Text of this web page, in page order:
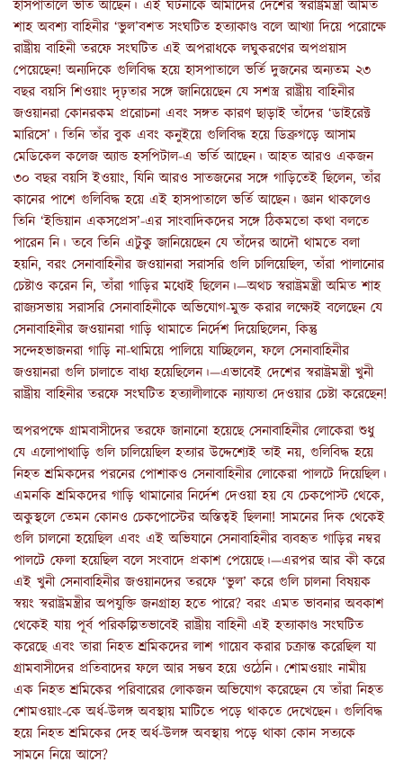
হাসপাতালে ভর্তি আছেন। এই ঘটনাকে আমাদের দেশের স্বরাষ্ট্রমন্ত্রী অমিত
শাহ অবশ্য বাহিনীর ‘ভুল’বশত সংঘটিত হত্যাকাণ্ড বলে আখ্যা দিয়ে পরোক্ষে
রাষ্ট্রীয় বাহিনী তরফে সংঘটিত এই অপরাধকে লঘুকরণের অপপ্রয়াস
পেয়েছেন! অন্যদিকে গুলিবিদ্ধ হয়ে হাসপাতালে ভর্তি দুজনের অন্যতম ২৩
বছর বয়সি শিওয়াং দৃঢ়তার সঙ্গে জানিয়েছেন যে সশস্ত্র রাষ্ট্রীয় বাহিনীর
জওয়ানরা কোনরকম প্ররোচনা এবং সঙ্গত কারণ ছাড়াই তাঁদের ‘ডাইরেক্ট
মারিসে’। তিনি তাঁর বুক এবং কনুইয়ে গুলিবিদ্ধ হয়ে ডিব্রুগড়ে আসাম
মেডিকেল কলেজ অ্যান্ড হসপিটাল-এ ভর্তি আছেন। আহত আরও একজন
৩০ বছর বয়সি ইওয়াং, যিনি আরও সাতজনের সঙ্গে গাড়িতেই ছিলেন, তাঁর
কানের পাশে গুলিবিদ্ধ হয়ে এই হাসপাতালে ভর্তি আছেন। জ্ঞান থাকলেও
তিনি ‘ইন্ডিয়ান একসপ্রেস’-এর সাংবাদিকদের সঙ্গে ঠিকমতো কথা বলতে
পারেন নি। তবে তিনি এটুকু জানিয়েছেন যে তাঁদের আদৌ থামতে বলা
হয়নি, বরং সেনাবাহিনীর জওয়ানরা সরাসরি গুলি চালিয়েছিল, তাঁরা পালানোর
চেষ্টাও করেন নি, তাঁরা গাড়ির মধ্যেই ছিলেন।—অথচ স্বরাষ্ট্রমন্ত্রী অমিত শাহ
রাজ্যসভায় সরাসরি সেনাবাহিনীকে অভিযোগ-মুক্ত করার লক্ষ্যেই বলেছেন যে
সেনাবাহিনীর জওয়ানরা গাড়ি থামাতে নির্দেশ দিয়েছিলেন, কিন্তু
সন্দেহভাজনরা গাড়ি না-থামিয়ে পালিয়ে যাচ্ছিলেন, ফলে সেনাবাহিনীর
জওয়ানরা গুলি চালাতে বাধ্য হয়েছিলেন।—এভাবেই দেশের স্বরাষ্ট্রমন্ত্রী খুনী
রাষ্ট্রীয় বাহিনীর তরফে সংঘটিত হত্যালীলাকে ন্যায্যতা দেওয়ার চেষ্টা করেছেন!
অপরপক্ষে গ্রামবাসীদের তরফে জানানো হয়েছে সেনাবাহিনীর লোকেরা শুধু
যে এলোপাথাড়ি গুলি চালিয়েছিল হত্যার উদ্দেশ্যেই তাই নয়, গুলিবিদ্ধ হয়ে
নিহত শ্রমিকদের পরনের পোশাকও সেনাবাহিনীর লোকেরা পালটে দিয়েছিল।
এমনকি শ্রমিকদের গাড়ি থামানোর নির্দেশ দেওয়া হয় যে চেকপোস্ট থেকে,
অকুস্থলে তেমন কোনও চেকপোস্টের অস্তিত্বই ছিলনা! সামনের দিক থেকেই
গুলি চালনো হয়েছিল এবং এই অভিযানে সেনাবাহিনীর ব্যবহৃত গাড়ির নম্বর
পালটে ফেলা হয়েছিল বলে সংবাদে প্রকাশ পেয়েছে।—এরপর আর কী করে
এই খুনী সেনাবাহিনীর জওয়ানদের তরফে ‘ভুল’ করে গুলি চালনা বিষয়ক
স্বয়ং স্বরাষ্ট্রমন্ত্রীর অপযুক্তি জনগ্রাহ্য হতে পারে? বরং এমত ভাবনার অবকাশ
থেকেই যায় পূর্ব পরিকল্পিতভাবেই রাষ্ট্রীয় বাহিনী এই হত্যাকাণ্ড সংঘটিত
করেছে এবং তারা নিহত শ্রমিকদের লাশ গায়েব করার চক্রান্ত করেছিল যা
গ্রামবাসীদের প্রতিবাদের ফলে আর সম্ভব হয়ে ওঠেনি। শোমওয়াং নামীয়
এক নিহত শ্রমিকের পরিবারের লোকজন অভিযোগ করেছেন যে তাঁরা নিহত
শোমওয়াং-কে অর্ধ-উলঙ্গ অবস্থায় মাটিতে পড়ে থাকতে দেখেছেন। গুলিবিদ্ধ
হয়ে নিহত শ্রমিকের দেহ অর্ধ-উলঙ্গ অবস্থায় পড়ে থাকা কোন সত্যকে
সামনে নিয়ে আসে?